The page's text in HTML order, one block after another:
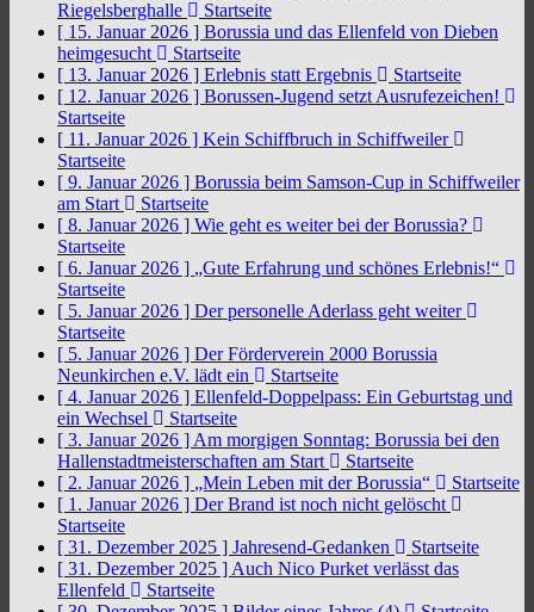
Riegelsberghalle
Startseite
[ 15. Januar 2026 ] Borussia und das Ellenfeld von Dieben
heimgesucht
Startseite
[ 13. Januar 2026 ] Erlebnis statt Ergebnis
Startseite
[ 12. Januar 2026 ] Borussen-Jugend setzt Ausrufezeichen!
Startseite
[ 11. Januar 2026 ] Kein Schiffbruch in Schiffweiler
Startseite
[ 9. Januar 2026 ] Borussia beim Samson-Cup in Schiffweiler
am Start
Startseite
[ 8. Januar 2026 ] Wie geht es weiter bei der Borussia?
Startseite
[ 6. Januar 2026 ] „Gute Erfahrung und schönes Erlebnis!“
Startseite
[ 5. Januar 2026 ] Der personelle Aderlass geht weiter
Startseite
[ 5. Januar 2026 ] Der Förderverein 2000 Borussia
Neunkirchen e.V. lädt ein
Startseite
[ 4. Januar 2026 ] Ellenfeld-Doppelpass: Ein Geburtstag und
ein Wechsel
Startseite
[ 3. Januar 2026 ] Am morgigen Sonntag: Borussia bei den
Hallenstadtmeisterschaften am Start
Startseite
[ 2. Januar 2026 ] „Mein Leben mit der Borussia“
Startseite
[ 1. Januar 2026 ] Der Brand ist noch nicht gelöscht
Startseite
[ 31. Dezember 2025 ] Jahresend-Gedanken
Startseite
[ 31. Dezember 2025 ] Auch Nico Purket verlässt das
Ellenfeld
Startseite